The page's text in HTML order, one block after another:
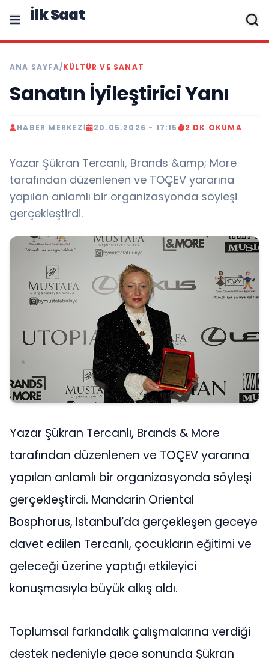
İlk Saat
ANA SAYFA/KÜLTÜR VE SANAT
Sanatın İyileştirici Yanı
HABER MERKEZI 20.05.2026 - 17:15 2 DK OKUMA
Yazar Şükran Tercanlı, Brands &amp; More
tarafından düzenlenen ve TOÇEV yararına
yapılan anlamlı bir organizasyonda söyleşi
gerçekleştirdi.
Yazar Şükran Tercanlı, Brands & More
tarafından düzenlenen ve TOÇEV yararına
yapılan anlamlı bir organizasyonda söyleşi
gerçekleştirdi. Mandarin Oriental
Bosphorus, Istanbul’da gerçekleşen geceye
davet edilen Tercanlı, çocukların eğitimi ve
geleceği üzerine yaptığı etkileyici
konuşmasıyla büyük alkış aldı.
Toplumsal farkındalık çalışmalarına verdiği
destek nedeniyle gece sonunda Şükran